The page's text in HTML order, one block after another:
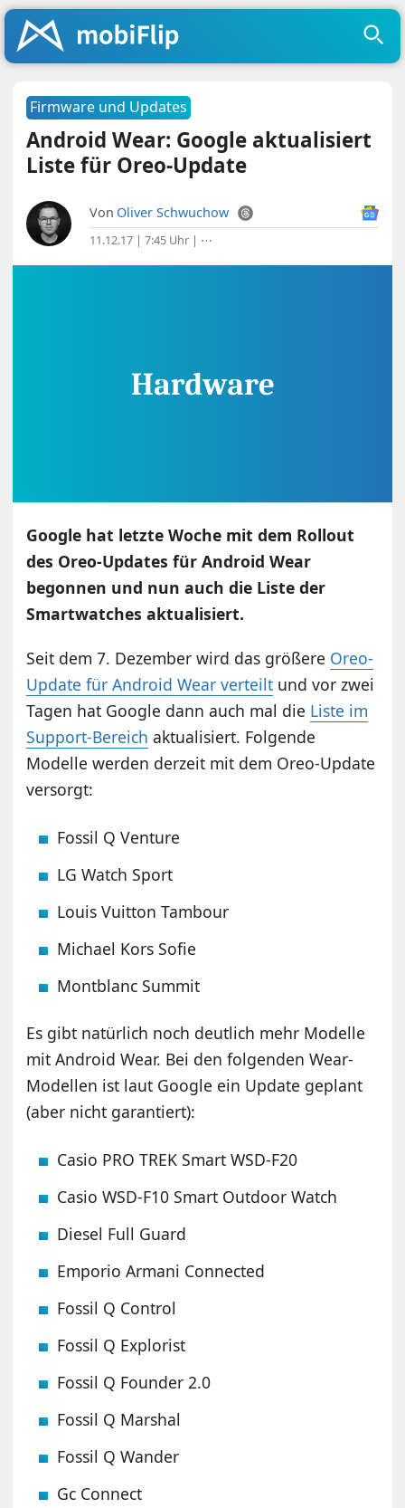
Firmware und Updates
Android Wear: Google aktualisiert
Liste für Oreo-Update
Von Oliver Schwuchow
11.12.17 | 7:45 Uhr | ⋯
Google hat letzte Woche mit dem Rollout
des Oreo-Updates für Android Wear
begonnen und nun auch die Liste der
Smartwatches aktualisiert.
Seit dem 7. Dezember wird das größere Oreo-
Update für Android Wear verteilt und vor zwei
Tagen hat Google dann auch mal die Liste im
Support-Bereich aktualisiert. Folgende
Modelle werden derzeit mit dem Oreo-Update
versorgt:
Fossil Q Venture
LG Watch Sport
Louis Vuitton Tambour
Michael Kors Sofie
Montblanc Summit
Es gibt natürlich noch deutlich mehr Modelle
mit Android Wear. Bei den folgenden Wear-
Modellen ist laut Google ein Update geplant
(aber nicht garantiert):
Casio PRO TREK Smart WSD-F20
Casio WSD-F10 Smart Outdoor Watch
Diesel Full Guard
Emporio Armani Connected
Fossil Q Control
Fossil Q Explorist
Fossil Q Founder 2.0
Fossil Q Marshal
Fossil Q Wander
Gc Connect